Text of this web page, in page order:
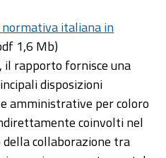
italiana in
1,6 Mb)
il rapporto fornisce una
disposizioni
amministrative per coloro
coinvolti nel
collaborazione tra